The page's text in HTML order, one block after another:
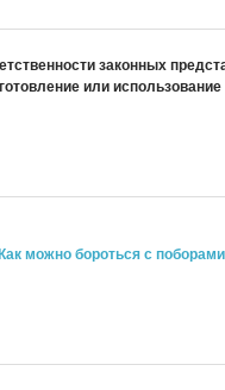
законных
или
можно бороться с